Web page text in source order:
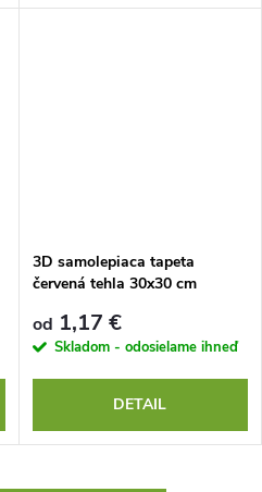
3D samolepiaca tapeta
červená tehla 30x30 cm
od 1,17 €
Skladom - odosielame ihneď
DETAIL